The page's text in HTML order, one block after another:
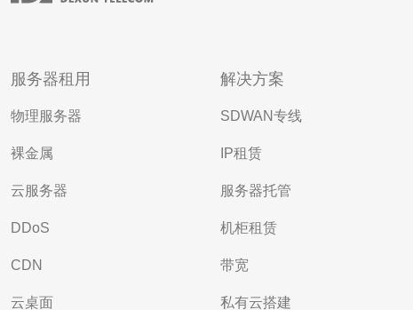
服务器租用
物理服务器
裸金属
云服务器
DDoS
CDN
云桌面
解决方案
SDWAN专线
IP租赁
服务器托管
机柜租赁
带宽
私有云搭建